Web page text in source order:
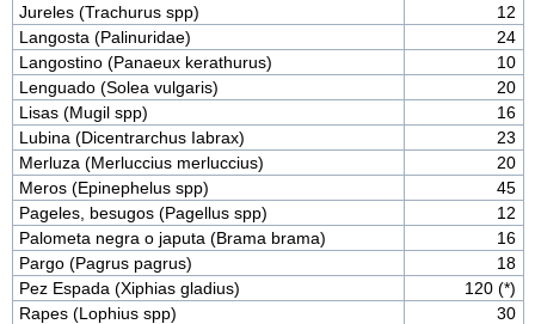
Jureles (Trachurus spp)
12
Langosta (Palinuridae)
24
Langostino (Panaeux kerathurus)
10
Lenguado (Solea vulgaris)
20
Lisas (Mugil spp)
16
Lubina (Dicentrarchus Iabrax)
23
Merluza (Merluccius merluccius)
20
Meros (Epinephelus spp)
45
Pageles, besugos (Pagellus spp)
12
Palometa negra o japuta (Brama brama)
16
Pargo (Pagrus pagrus)
18
Pez Espada (Xiphias gladius)
120 (*)
Rapes (Lophius spp)
30